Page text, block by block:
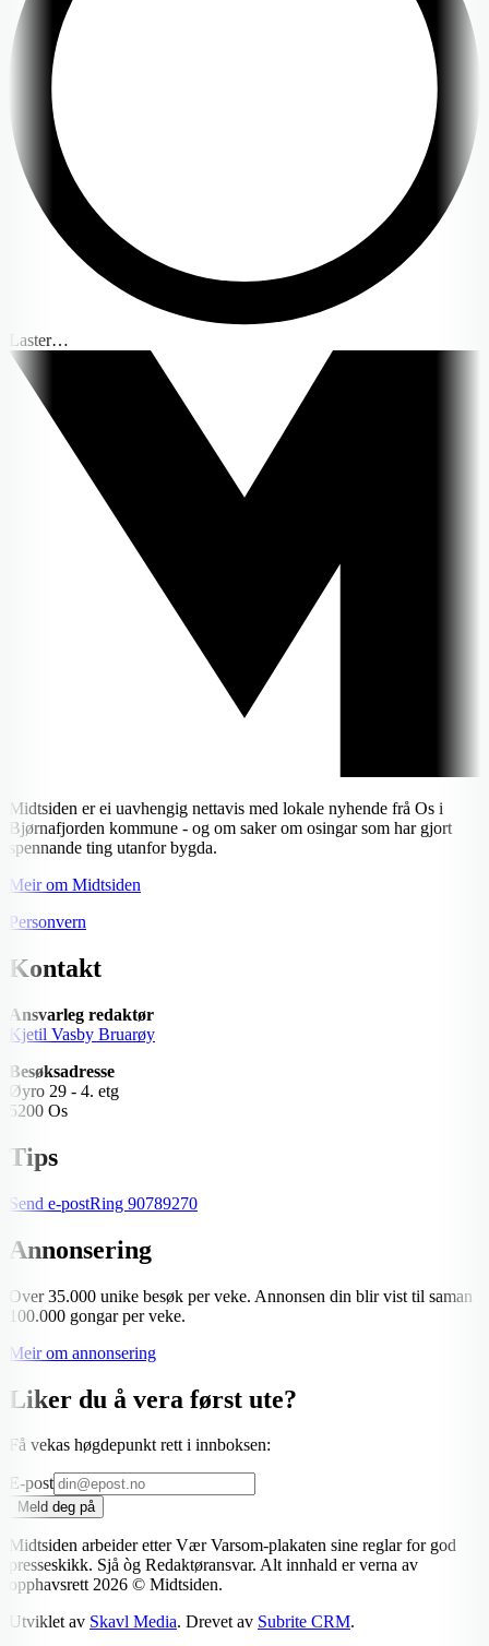
Laster…
Midtsiden er ei uavhengig nettavis med lokale nyhende frå Os i
Bjørnafjorden kommune - og om saker om osingar som har gjort
spennande ting utanfor bygda.
Meir om Midtsiden
Personvern
Kontakt
Ansvarleg redaktør
Kjetil Vasby Bruarøy
Besøksadresse
Øyro 29 - 4. etg
5200 Os
Tips
Send e-postRing 90789270
Annonsering
Over 35.000 unike besøk per veke. Annonsen din blir vist til saman
100.000 gongar per veke.
Meir om annonsering
Liker du å vera først ute?
Få vekas høgdepunkt rett i innboksen:
E-post
Meld deg på
Midtsiden arbeider etter Vær Varsom-plakaten sine reglar for god
presseskikk. Sjå òg Redaktøransvar. Alt innhald er verna av
opphavsrett2026 © Midtsiden.
Utviklet av Skavl Media. Drevet av Subrite CRM.